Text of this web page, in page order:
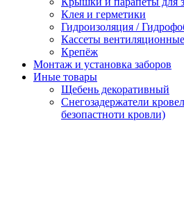
Клея и герметики
Гидроизоляция /
Кассеты вентиляционные
Крепёж
Монтаж и установка заборов
Иные товары
Щебень декоративный
Снегозадержатели
безопастноти кровли)